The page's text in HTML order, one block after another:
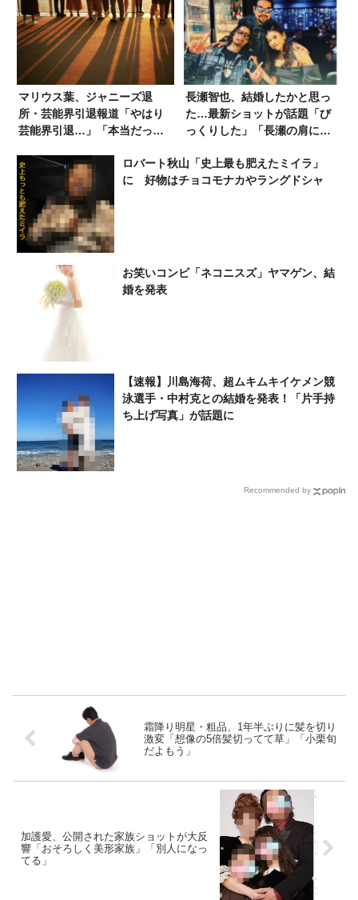
マリウス葉、ジャニーズ退
所・芸能界引退報道「やはり
芸能界引退…」「本当だった
長瀬智也、結婚したかと思っ
た…最新ショットが話題「び
っくりした」「長瀬の肩に置
ロバート秋山「史上最も肥えたミイラ」
に 好物はチョコモナカやラングドシャ
お笑いコンビ「ネコニスズ」ヤマゲン、結
婚を発表
【速報】川島海荷、超ムキムキイケメン競
泳選手・中村克との結婚を発表！「片手持
ち上げ写真」が話題に
Recommended by
霜降り明星・粗品、1年半ぶりに髪を切り
激変「想像の5倍髪切ってて草」「小栗旬
だよもう」
加護愛、公開された家族ショットが大反
響「おそろしく美形家族」「別人になっ
てる」